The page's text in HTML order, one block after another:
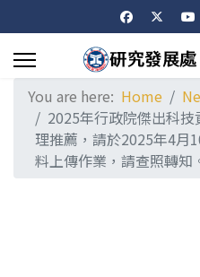
You are here: Home
2025年行政院傑出科
理推薦，請於2025年4月
料上傳作業，請查照轉知